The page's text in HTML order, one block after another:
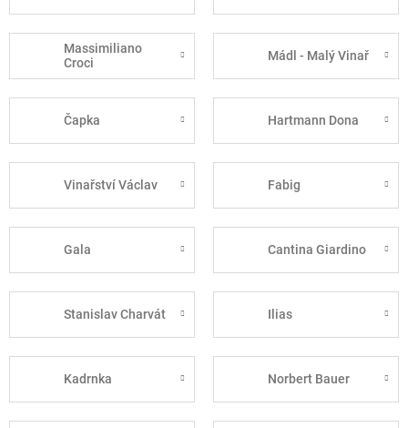
Massimiliano
Croci
Mádl - Malý Vinař
Čapka Hartmann Dona
Vinařství Václav Fabig
Gala Cantina Giardino
Stanislav Charvát Ilias
Kadrnka Norbert Bauer